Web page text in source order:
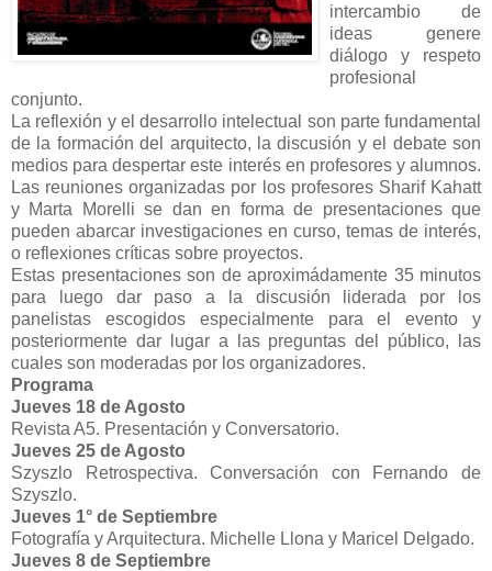
intercambio de
ideas genere
diálogo y respeto
profesional
conjunto.
La reflexión y el desarrollo intelectual son parte fundamental
de la formación del arquitecto, la discusión y el debate son
medios para despertar este interés en profesores y alumnos.
Las reuniones organizadas por los profesores Sharif Kahatt
y Marta Morelli se dan en forma de presentaciones que
pueden abarcar investigaciones en curso, temas de interés,
o reflexiones críticas sobre proyectos.
Estas presentaciones son de aproximádamente 35 minutos
para luego dar paso a la discusión liderada por los
panelistas escogidos especialmente para el evento y
posteriormente dar lugar a las preguntas del público, las
cuales son moderadas por los organizadores.
Programa
Jueves 18 de Agosto
Revista A5. Presentación y Conversatorio.
Jueves 25 de Agosto
Szyszlo Retrospectiva. Conversación con Fernando de
Szyszlo.
Jueves 1° de Septiembre
Fotografía y Arquitectura. Michelle Llona y Maricel Delgado.
Jueves 8 de Septiembre